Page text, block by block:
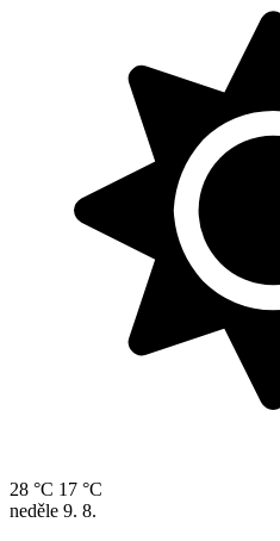
28 °C 17 °C
neděle 9. 8.